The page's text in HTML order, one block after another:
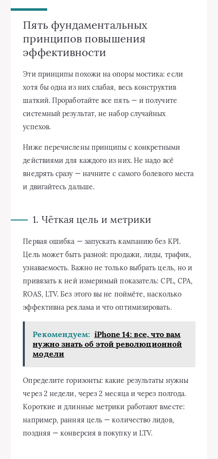
Пять фундаментальных
принципов повышения
эффективности
Эти принципы похожи на опоры мостика: если
хотя бы одна из них слабая, весь конструктив
шаткий. Проработайте все пять — и получите
системный результат, не набор случайных
успехов.
Ниже перечислены принципы с конкретными
действиями для каждого из них. Не надо всё
внедрять сразу — начните с самого болевого места
и двигайтесь дальше.
1. Чёткая цель и метрики
Первая ошибка — запускать кампанию без KPI.
Цель может быть разной: продажи, лиды, трафик,
узнаваемость. Важно не только выбрать цель, но и
привязать к ней измеримый показатель: CPL, CPA,
ROAS, LTV. Без этого вы не поймёте, насколько
эффективна реклама и что оптимизировать.
Рекомендуем: iPhone 14: все, что вам
нужно знать об этой революционной
модели
Определите горизонты: какие результаты нужны
через 2 недели, через 2 месяца и через полгода.
Короткие и длинные метрики работают вместе:
например, ранняя цель — количество лидов,
поздняя — конверсия в покупку и LTV.